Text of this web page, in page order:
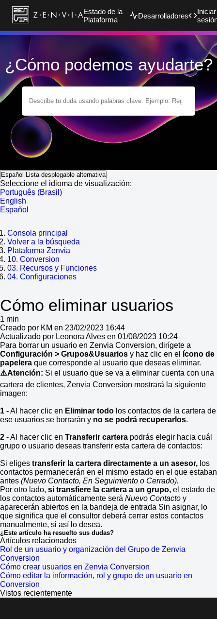
Estado de la
Plataforma
Desarrolladores
Iniciar
¿Cómo podemos ayudarte?
Español Lista desplegable alternativa
Seleccione el idioma de visualización:
Português (Brasil)
English
Español
Consola principal
Volver a la búsqueda
Plataforma Zenvia
10. Conversion
03. Recursos y Funciones
04. Configuraciones
Cómo eliminar usuarios
1 min
Creado por KM en 23/02/2023 16:44
Actualizado por Leonora Alves en 01/08/2023 10:24
Para borrar un usuario en Zenvia Conversion, dirígete a
Configuración > Grupos&Usuarios y haz clic en el ícono de
papelera que corresponde al usuario que deseas eliminar.
⚠️Atención: Si el usuario que se va a eliminar cuenta con una
cartera de clientes, Zenvia Conversion mostrará la siguiente
imagen:
1 -Al hacer clic en Eliminar todo los contactos de la cartera de
ese usuarios se borrarán y no se podrá recuperarlos.
2 -Al hacer clic en Transferir cartera podrás elegir hacia cuál
grupo o usuario deseas transferir esta cartera de contactos:
Si eliges transferir la cartera directamente a un asesor, los
contactos permanecerán en el mismo estado en el que estaban
antes (Nuevo Contacto, En Seguimiento o Cerrado).
Por otro lado, si transfiere la cartera a un grupo, el estado de
los contactos automáticamente será Nuevo Contacto y
aparecerán abiertos en la bandeja de entrada Sin asignar, lo
que significa que el consultor deberá cerrar estos contactos
manualmente, si así lo desea.
¿Este artículo ha resuelto sus dudas?
Artículos relacionados
Rol de un usuario y organización del Grupo de Zenvia
Conversion
Cómo crear usuarios en Zenvia Conversion
Cómo editar la información, rol y grupo de un usuario en
Conversion
Vistos recientemente